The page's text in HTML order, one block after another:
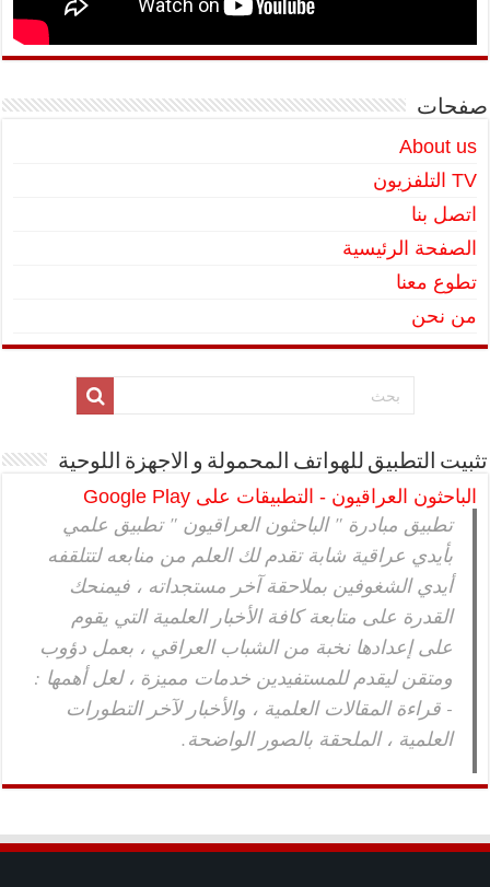
صفحات
About us
TV التلفزيون
اتصل بنا
الصفحة الرئيسية
تطوع معنا
من نحن
تثبيت التطبيق للهواتف المحمولة و الاجهزة اللوحية
الباحثون العراقيون - التطبيقات على Google Play
تطبيق مبادرة " الباحثون العراقيون " تطبيق علمي
بأيدي عراقية شابة تقدم لك العلم من منابعه لتتلقفه
أيدي الشغوفين بملاحقة آخر مستجداته ، فيمنحك
القدرة على متابعة كافة الأخبار العلمية التي يقوم
على إعدادها نخبة من الشباب العراقي ، بعمل دؤوب
ومتقن ليقدم للمستفيدين خدمات مميزة ، لعل أهمها :
- قراءة المقالات العلمية ، والأخبار لآخر التطورات
العلمية ، الملحقة بالصور الواضحة.